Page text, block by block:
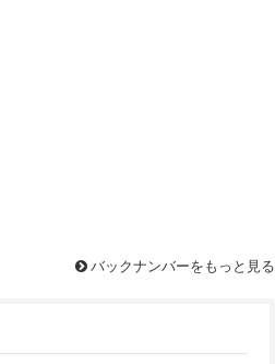
バックナンバーをもっと見る